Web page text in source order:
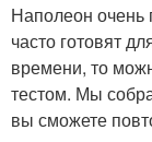
Наполеон очень
часто готовят
времени, то
тестом. Мы
вы сможете